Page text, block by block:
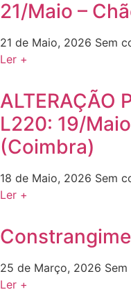
21/Maio –
21 de Maio, 2026 Sem
Ler +
ALTERAÇÃO
L220: 19/
(Coimbra)
18 de Maio, 2026 Sem
Ler +
25 de Março, 2026
Ler +